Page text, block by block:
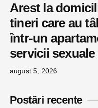
Arest la
tineri care au
într-un
servicii sexuale
august 5, 2026
Postări recente